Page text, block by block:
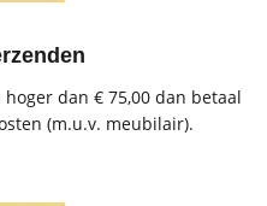
dan € 75,00 dan betaal
(m.u.v. meubilair).